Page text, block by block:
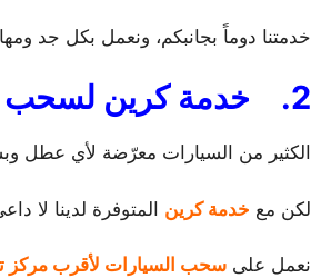
خدمتنا دوماً بجانبكم، ونعمل بكل جد
2. خدمة كرين لسحب
الكثير من السيارات معرّضة لأي عطل
لكن مع خدمة كرين المتوفرة لدينا لا
نعمل على سحب السيارات لأقرب مركز